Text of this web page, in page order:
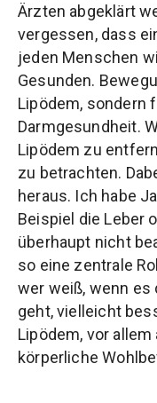
Ärzten abgeklärt
vergessen, dass
jeden Menschen
Gesunden.
Lipödem, sondern
Darmgesundheit.
Lipödem zu
zu betrachten.
heraus. Ich habe
Beispiel die Leber
überhaupt nicht
so eine zentrale
wer weiß, wenn
geht, vielleicht
Lipödem, vor
körperliche